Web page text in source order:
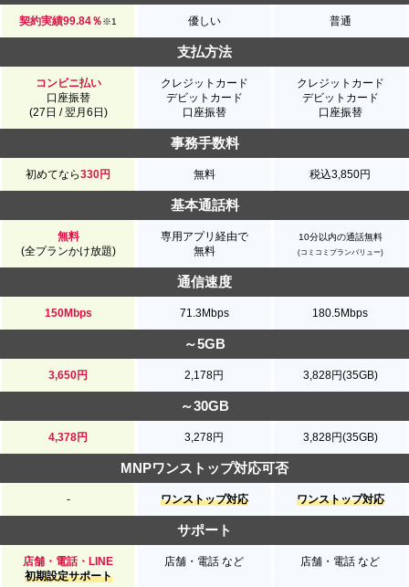
契約実績99.84％※1 優しい 普通
支払方法
コンビニ払い
口座振替
(27日 / 翌月6日)
クレジットカード
デビットカード
口座振替
クレジットカード
デビットカード
口座振替
事務手数料
初めてなら330円 無料 税込3,850円
基本通話料
無料
(全プランかけ放題)
専用アプリ経由で
無料
10分以内の通話無料
(コミコミプランバリュー)
通信速度
150Mbps 71.3Mbps 180.5Mbps
～5GB
3,650円 2,178円 3,828円(35GB)
～30GB
4,378円 3,278円 3,828円(35GB)
MNPワンストップ対応可否
- ワンストップ対応 ワンストップ対応
サポート
店舗・電話・LINE
初期設定サポート
店舗・電話 など 店舗・電話 など